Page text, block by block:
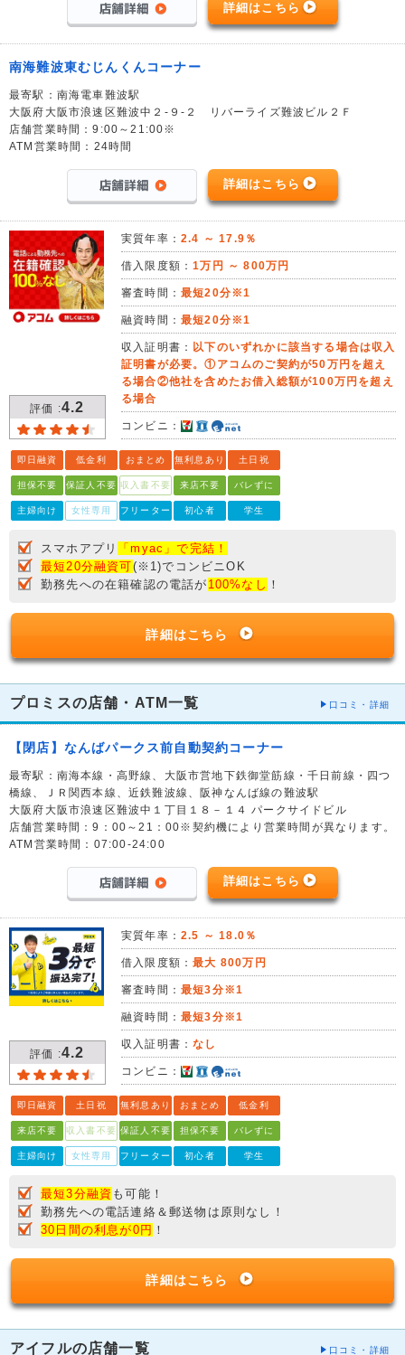
詳細はこちら
南海難波東むじんくんコーナー
最寄駅：南海電車難波駅
大阪府大阪市浪速区難波中２-９-２ リバーライズ難波ビル２Ｆ
店舗営業時間：9:00～21:00※
ATM営業時間：24時間
詳細はこちら
評価 :4.2
実質年率： 2.4 ～ 17.9％
借入限度額：1万円 ～ 800万円
審査時間： 最短20分※1
融資時間： 最短20分※1
収入証明書： 以下のいずれかに該当する場合は収入
証明書が必要。①アコムのご契約が50万円を超え
る場合②他社を含めたお借入総額が100万円を超え
る場合
コンビニ：
即日融資 低金利 おまとめ 無利息あり 土日祝
担保不要 保証人不要 収入書不要 来店不要 バレずに
主婦向け 女性専用 フリーター 初心者 学生
スマホアプリ
「myac」で完結！
最短20分融資可(※1)でコンビニOK
勤務先への在籍確認の電話が 100%なし ！
詳細はこちら
プロミスの店舗・ATM一覧 口コミ・詳細
【閉店】なんばパークス前自動契約コーナー
最寄駅：南海本線・高野線、大阪市営地下鉄御堂筋線・千日前線・四つ
橋線、ＪＲ関西本線、近鉄難波線、阪神なんば線の難波駅
大阪府大阪市浪速区難波中１丁目１８－１４ パークサイドビル
店舗営業時間：9：00～21：00※契約機により営業時間が異なります。
ATM営業時間：07:00-24:00
詳細はこちら
評価 :4.2
実質年率： 2.5 ～ 18.0％
借入限度額：最大 800万円
審査時間： 最短3分※1
融資時間： 最短3分※1
収入証明書：なし
コンビニ：
即日融資 土日祝 無利息あり おまとめ 低金利
来店不要 収入書不要 保証人不要 担保不要 バレずに
主婦向け 女性専用 フリーター 初心者 学生
最短3分融資 も可能！
勤務先への電話連絡＆郵送物は原則なし！
30日間の利息が0円 ！
詳細はこちら
アイフルの店舗一覧 口コミ・詳細